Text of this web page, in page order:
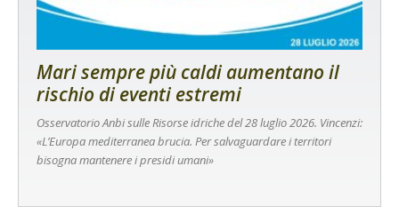
Mari sempre più caldi aumentano il
rischio di eventi estremi
Osservatorio Anbi sulle Risorse idriche del 28 luglio 2026. Vincenzi:
«L’Europa mediterranea brucia. Per salvaguardare i territori
bisogna mantenere i presidi umani»